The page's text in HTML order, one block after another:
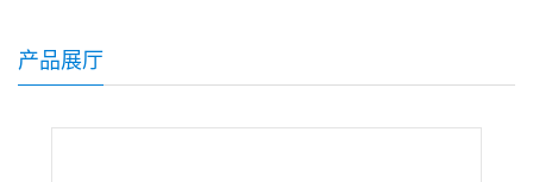
产品展厅